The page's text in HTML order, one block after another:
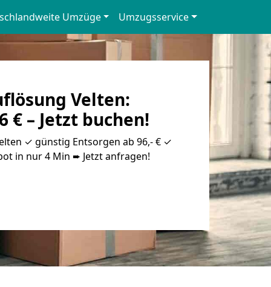
Umzüge Umzugsservice
Velten:
€ – Jetzt buchen!
✓ günstig Entsorgen ab 96,- € ✓
in nur 4 Min ➨ Jetzt anfragen!